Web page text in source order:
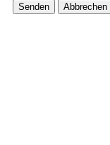
Senden Abbrechen